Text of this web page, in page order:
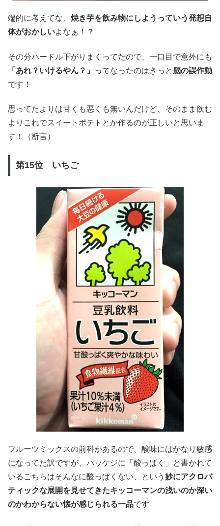
端的に考えてな、 焼き芋を飲み物にしようっていう発想自
体がおかしいよなぁ！？
その分ハードル下がりまくってたので、一口目で意外にも
「あれ？いけるやん？」
ってなったのはきっと 脳の誤作動
です！
思ってたよりは甘くも悪くも無いんだけど、そのまま飲む
よりこれでスイートポテトとか作るのが正しいと思いま
す！（断言）
第15位 いちご
フルーツミックスの前科があるので、酸味にはかなり敏感
になってた訳ですが、パッケジに「酸っぱく」と書かれて
いるこちらはそんなに酸っぱくない、という 妙にアクロバ
ティックな展開を見せてきたキッコーマンの浅いのか深い
のかわからない懐が感じられる一品です